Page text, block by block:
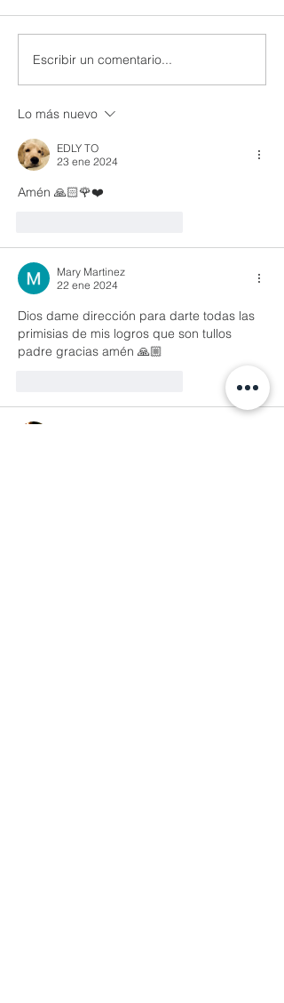
Escribir un comentario...
Lo más nuevo
EDLY TO
23 ene 2024
Amén 🙏🏻🌹❤️
Mary Martinez
22 ene 2024
Dios dame dirección para darte todas las
primisias de mis logros que son tullos
padre gracias amén 🙏🏼